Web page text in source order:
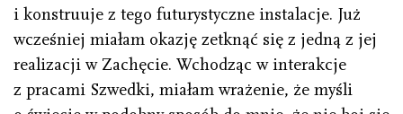
i konstruuje z tego futurystyczne instalacje. Już
wcześniej miałam okazję zetknąć się z jedną z jej
realizacji w Zachęcie. Wchodząc w interakcje
z pracami Szwedki, miałam wrażenie, że myśli